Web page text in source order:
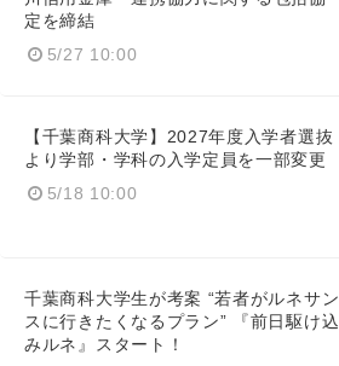
定を締結
5/27 10:00
【千葉商科大学】2027年度入学者選抜
より学部・学科の入学定員を一部変更
5/18 10:00
千葉商科大学生が考案 “若者がルネサン
スに行きたくなるプラン” 『前日駆け込
みルネ』スタート！